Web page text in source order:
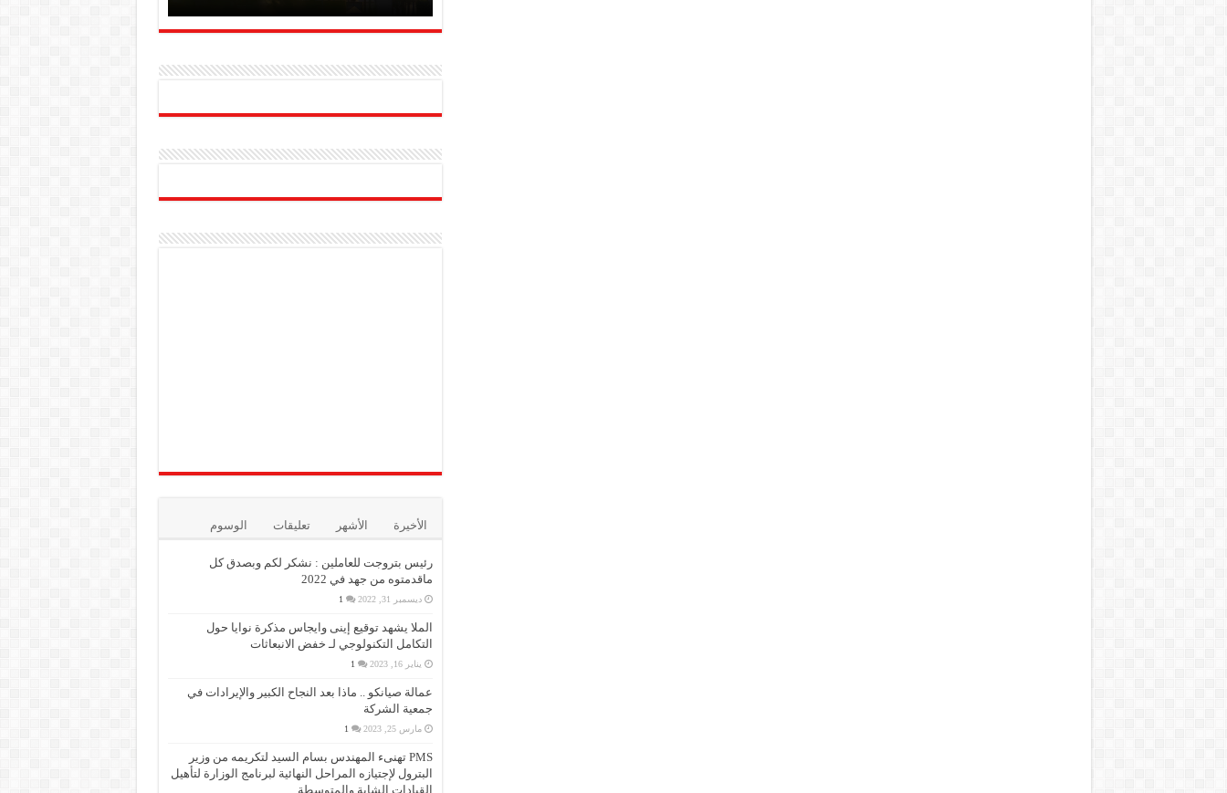
الأخيرة الأشهر تعليقات الوسوم
رئيس بتروجت للعاملين : نشكر لكم وبصدق كل
ماقدمتوه من جهد في 2022
ديسمبر 31, 2022 1
الملا يشهد توقيع إينى وايجاس مذكرة نوايا حول
التكامل التكنولوجي لـ خفض الانبعاثات
يناير 16, 2023 1
عمالة صيانكو .. ماذا بعد النجاح الكبير والإيرادات في
جمعية الشركة
مارس 25, 2023 1
PMS تهنىء المهندس بسام السيد لتكريمه من وزير
البترول لإجتيازه المراحل النهائية لبرنامج الوزارة لتأهيل
القيادات الشابة والمتوسطة